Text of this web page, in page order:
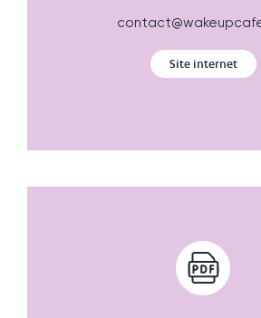
Site internet